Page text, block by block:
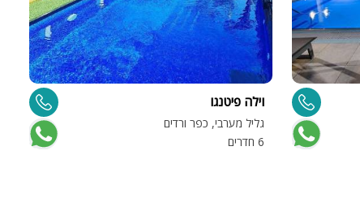
וילה פיטנגו
גליל מערבי, כפר ורדים
6 חדרים